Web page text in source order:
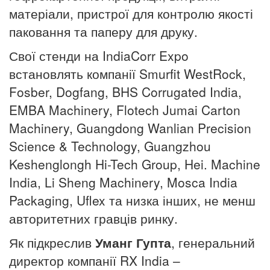
матеріали, пристрої для контролю якості
паковання та паперу для друку.
Свої стенди на IndiaCorr Expo
встановлять компанії Smurfit WestRock,
Fosber, Dogfang, BHS Corrugated India,
EMBA Machinery, Flotech Jumai Carton
Machinery, Guangdong Wanlian Precision
Science & Technology, Guangzhou
Keshenglongh Hi-Tech Group, Hei. Machine
India, Li Sheng Machinery, Mosca India
Packaging, Uflex та низка інших, не менш
авторитетних гравців ринку.
Як підкреслив Уманг Гупта, генеральний
директор компанії RX India –